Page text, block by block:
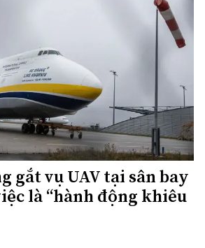
gắt vụ UAV tại sân bay
là “hành động khiêu